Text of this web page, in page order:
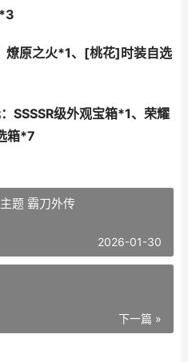
燎原之火*1、[桃花]时装自选
SSSSR级外观宝箱*1、荣耀
箱*7
题 霸刀外传
2026-01-30
下一篇 »